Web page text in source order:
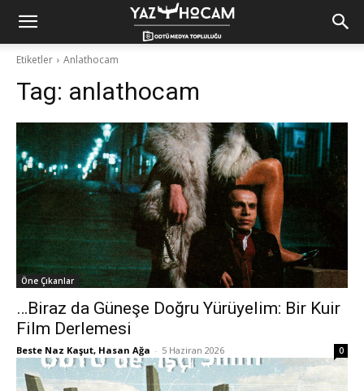
Yaz
Hocam!
Etiketler Anlathocam
Tag: anlathocam
Öne Çıkanlar
…Biraz da Güneşe Doğru Yürüyelim: Bir Kuir
Film Derlemesi
Beste Naz Kaşut, Hasan Ağa - 5 Haziran 2026 0